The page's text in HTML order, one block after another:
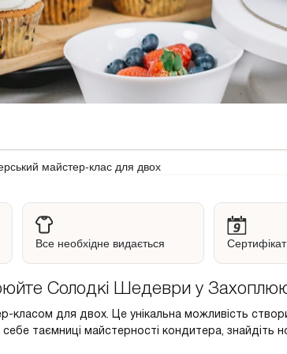
майстер-клас для двох
Все необхідне видається Сертифікат
Солодкі Шедеври у
класом для двох. Це унікальна можливість
таємниці майстерності кондитера, знайдіть